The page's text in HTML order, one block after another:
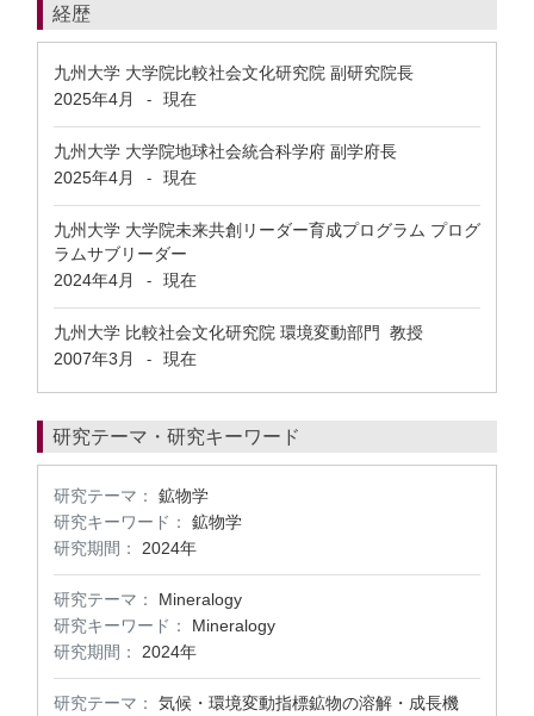
経歴
九州大学 大学院比較社会文化研究院 副研究院長
2025年4月
- 現在
九州大学 大学院地球社会統合科学府 副学府長
2025年4月
- 現在
九州大学 大学院未来共創リーダー育成プログラム プログ
ラムサブリーダー
2024年4月
- 現在
九州大学 比較社会文化研究院 環境変動部門 教授
2007年3月
- 現在
研究テーマ・研究キーワード
研究テーマ：
鉱物学
研究キーワード：
鉱物学
研究期間：
2024年
研究テーマ：
Mineralogy
研究キーワード：
Mineralogy
研究期間：
2024年
研究テーマ：
気候・環境変動指標鉱物の溶解・成長機